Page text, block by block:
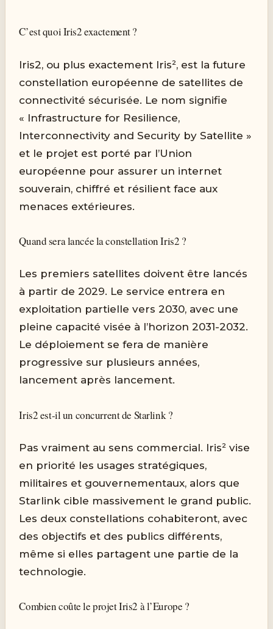
C’est quoi Iris2 exactement ?
Iris2, ou plus exactement Iris², est la future
constellation européenne de satellites de
connectivité sécurisée. Le nom signifie
« Infrastructure for Resilience,
Interconnectivity and Security by Satellite »
et le projet est porté par l’Union
européenne pour assurer un internet
souverain, chiffré et résilient face aux
menaces extérieures.
Quand sera lancée la constellation Iris2 ?
Les premiers satellites doivent être lancés
à partir de 2029. Le service entrera en
exploitation partielle vers 2030, avec une
pleine capacité visée à l’horizon 2031-2032.
Le déploiement se fera de manière
progressive sur plusieurs années,
lancement après lancement.
Iris2 est-il un concurrent de Starlink ?
Pas vraiment au sens commercial. Iris² vise
en priorité les usages stratégiques,
militaires et gouvernementaux, alors que
Starlink cible massivement le grand public.
Les deux constellations cohabiteront, avec
des objectifs et des publics différents,
même si elles partagent une partie de la
technologie.
Combien coûte le projet Iris2 à l’Europe ?